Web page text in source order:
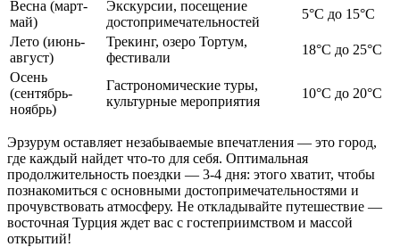
Весна (март-
май)
Экскурсии, посещение
достопримечательностей
5°C до 15°C
Лето (июнь-
август)
Трекинг, озеро Тортум,
фестивали
18°C до 25°C
Осень
(сентябрь-
ноябрь)
Гастрономические туры,
культурные мероприятия
10°C до 20°C
Эрзурум оставляет незабываемые впечатления — это город,
где каждый найдет что-то для себя. Оптимальная
продолжительность поездки — 3-4 дня: этого хватит, чтобы
познакомиться с основными достопримечательностями и
прочувствовать атмосферу. Не откладывайте путешествие —
восточная Турция ждет вас с гостеприимством и массой
открытий!